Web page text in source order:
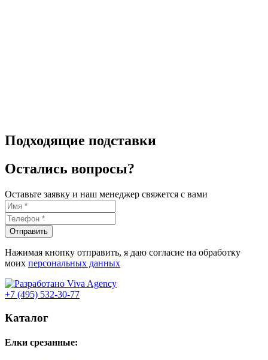
Подходящие подставки
Остались вопросы?
Оставьте заявку и наш менеджер свяжется с вами
Отправить
Нажимая кнопку отправить, я даю согласие на обработку
моих персональных данных
+7 (495) 532-30-77
Каталог
Елки срезанные: